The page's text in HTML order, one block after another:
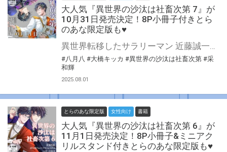
大人気『異世界の沙汰は社畜次第 7』が
10月31日発売決定！8P小冊子付きとら
のあな限定版も♥
異世界転移したサラリーマン 近藤誠一郎が教会への出向で掴んだのは、人々の祈りを利用した魔力の横領だった。 騎士団長アレシュをはじめ第一王子や聖女、司祭らが見守る中、ついに誠一郎が全てを白日の下に晒す！ 信じれば信じるほど心重なる!? 話題沸騰の異世界BL最新巻!! 大人気『異世界の沙汰は社畜次第』第7巻が10月31日発売！ とらのあなでは刊行を記念して描き下ろし漫画&書き下ろしSS入り8P小冊子付きとらのあな限定版を発売致します♥ 池袋店・通販にて予約開始！とらのあな限定版は数量限定生産となりますので、お早めにご予約下さい！
#八月八 #大橋キッカ #異世界の沙汰は社畜次第 #采
和輝
2025.08.01
とらのあな限定版 女性向け 書籍
大人気『異世界の沙汰は社畜次第 6』が
11月1日発売決定！8P小冊子&ミニアク
リルスタンド付きとらのあな限定版も♥